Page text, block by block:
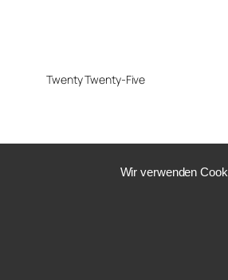
Twenty Twenty-Five
Wir verwenden